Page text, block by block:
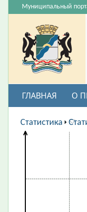
Муниципальный
ГЛАВНАЯ О
ВАКАНСИИ
Статистика